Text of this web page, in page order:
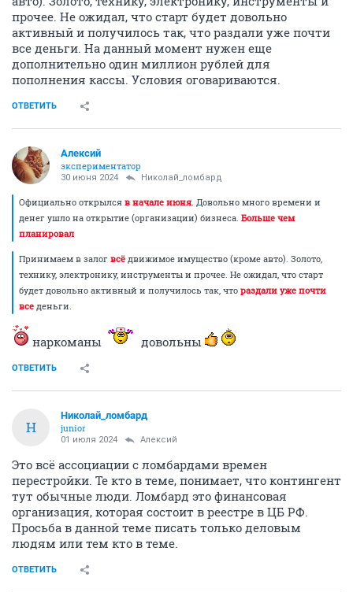
прочее. Не ожидал, что старт будет довольно
активный и получилось так, что раздали уже почти
все деньги. На данный момент нужен еще
дополнительно один миллион рублей для
пополнения кассы. Условия оговариваются.
ОТВЕТИТЬ
Алексий
экспериментатор
30 июня 2024 Николай_ломбард
Официально открылся в начале июня . Довольно много времени и
денег ушло на открытие (организации) бизнеса. Больше чем
планировал
Принимаем в залог всё движимое имущество (кроме авто). Золото,
технику, электронику, инструменты и прочее. Не ожидал, что старт
будет довольно активный и получилось так, что раздали уже почти
все деньги.
наркоманы довольны
ОТВЕТИТЬ
Н
Николай_ломбард
junior
01 июля 2024 Алексий
Это всё ассоциации с ломбардами времен
перестройки. Те кто в теме, понимает, что контингент
тут обычные люди. Ломбард это финансовая
организация, которая состоит в реестре в ЦБ РФ.
Просьба в данной теме писать только деловым
людям или тем кто в теме.
ОТВЕТИТЬ